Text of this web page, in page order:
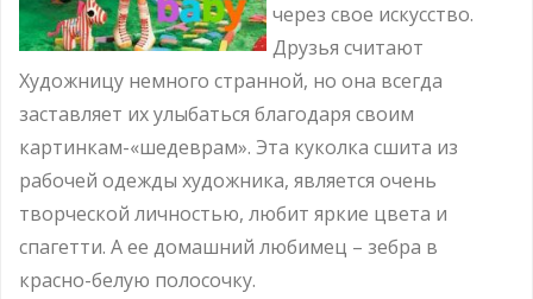
через свое искусство.
Друзья считают
Художницу немного странной, но она всегда
заставляет их улыбаться благодаря своим
картинкам-«шедеврам». Эта куколка сшита из
рабочей одежды художника, является очень
творческой личностью, любит яркие цвета и
спагетти. А ее домашний любимец – зебра в
красно-белую полосочку.